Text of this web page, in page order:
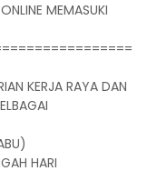
MEMASUKI
KERJA RAYA DAN
HARI